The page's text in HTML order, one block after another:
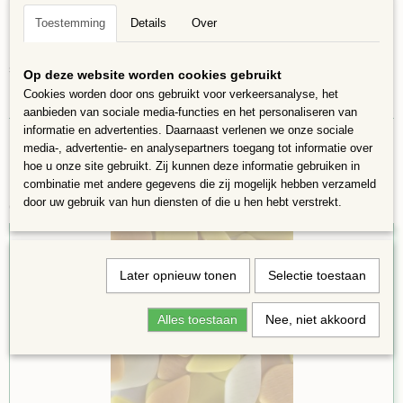
Maten variëren van 20 mm-35 mm.en zijn 4mm dik.
steentjes
De foto is een voorbeeld, kleuren en vormen kunnen afwijken!!
Ook interessant
Toestemming Details Over
Op deze website worden cookies gebruikt
Cookies worden door ons gebruikt voor verkeersanalyse, het
aanbieden van sociale media-functies en het personaliseren van
informatie en advertenties. Daarnaast verlenen we onze sociale
media-, advertentie- en analysepartners toegang tot informatie over
hoe u onze site gebruikt. Zij kunnen deze informatie gebruiken in
combinatie met andere gegevens die zij mogelijk hebben verzameld
door uw gebruik van hun diensten of die u hen hebt verstrekt.
Later opnieuw tonen Selectie toestaan
Alles toestaan Nee, niet akkoord